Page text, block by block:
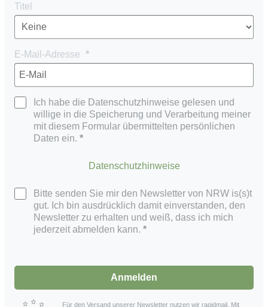
Titel
E-Mail-Adresse
Ich habe die Datenschutzhinweise gelesen und
willige in die Speicherung und Verarbeitung meiner
mit diesem Formular übermittelten persönlichen
Daten ein.
Datenschutzhinweise
Bitte senden Sie mir den Newsletter von NRW is(s)t
gut. Ich bin ausdrücklich damit einverstanden, den
Newsletter zu erhalten und weiß, dass ich mich
jederzeit abmelden kann.
Anmelden
Für den Versand unserer Newsletter nutzen wir rapidmail. Mit